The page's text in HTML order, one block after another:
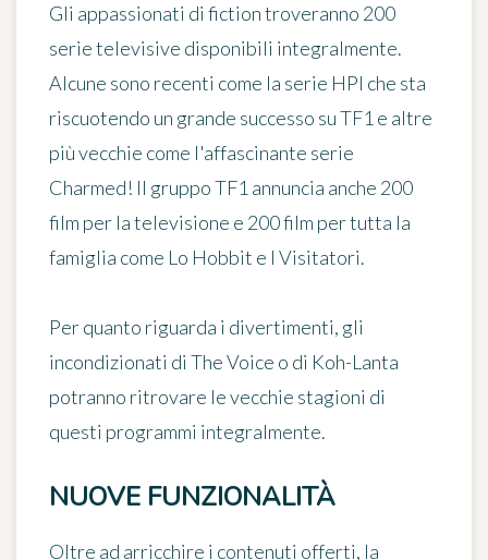
Gli appassionati di fiction troveranno 200
serie televisive disponibili integralmente.
Alcune sono recenti come la serie HPI che sta
riscuotendo un grande successo su TF1 e altre
più vecchie come l'affascinante serie
Charmed! Il gruppo TF1 annuncia anche 200
film per la televisione e 200 film per tutta la
famiglia come Lo Hobbit e I Visitatori.
Per quanto riguarda i divertimenti, gli
incondizionati di The Voice o di Koh-Lanta
potranno ritrovare le vecchie stagioni di
questi programmi integralmente.
NUOVE FUNZIONALITÀ
Oltre ad arricchire i contenuti offerti, la